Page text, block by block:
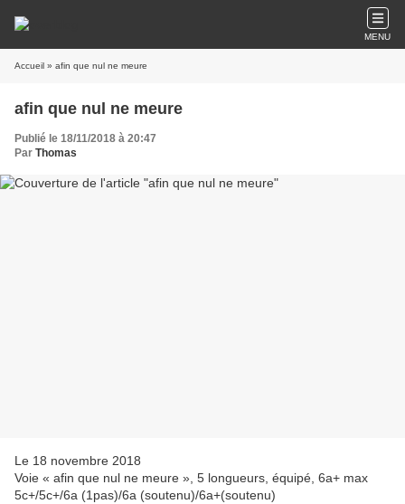
MENU
Accueil » afin que nul ne meure
afin que nul ne meure
Publié le 18/11/2018 à 20:47
Par Thomas
Le 18 novembre 2018
Voie « afin que nul ne meure », 5 longueurs, équipé, 6a+ max
5c+/5c+/6a (1pas)/6a (soutenu)/6a+(soutenu)